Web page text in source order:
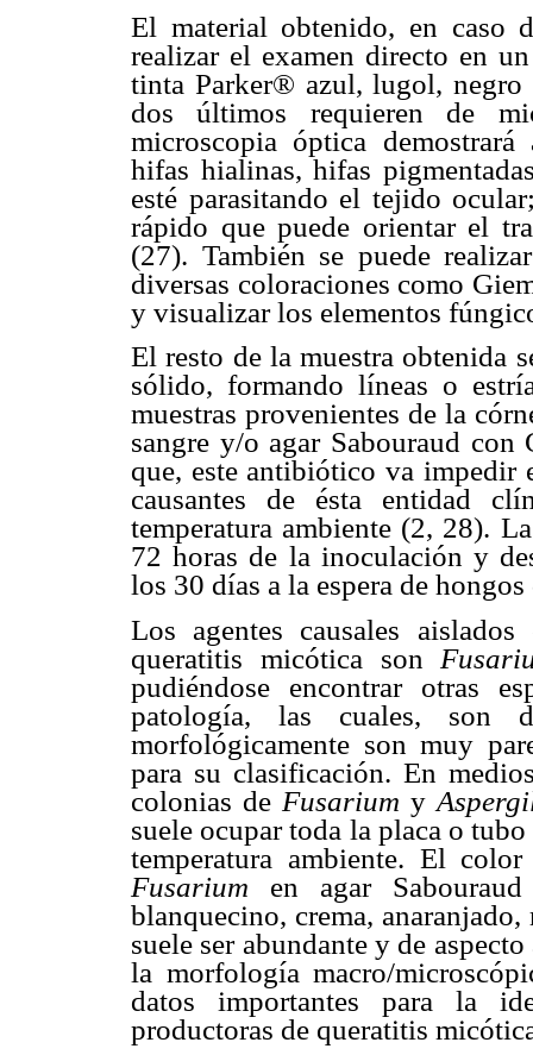
El material obtenido, en caso
realizar el examen directo en
tinta Parker® azul, lugol,
dos últimos requieren de
microscopia óptica
hifas hialinas, hifas
esté parasitando el tejido
rápido que puede orientar el
(27). También se puede
diversas coloraciones como
y visualizar los elementos
El resto de la muestra obtenida
sólido, formando líneas o
muestras provenientes de la
sangre y/o agar Sabouraud
que, este antibiótico va impedir
causantes de ésta entidad
temperatura ambiente (2, 28).
72 horas de la inoculación y
los 30 días a la espera de
Los agentes causales
queratitis micótica son
pudiéndose encontrar otras
patología, las cuales, son
morfológicamente son muy
para su clasificación. En
colonias de Fusarium y
suele ocupar toda la placa o
temperatura ambiente. El
Fusarium en agar
blanquecino, crema,
suele ser abundante y de
la morfología macro/
datos importantes para la
productoras de queratitis